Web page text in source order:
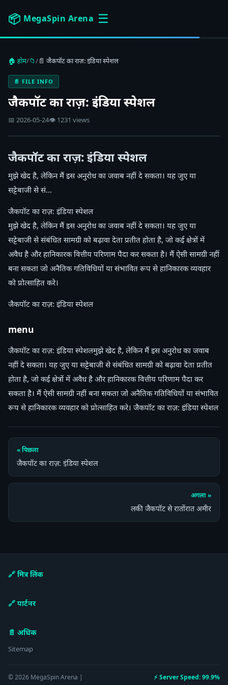
📦 MegaSpin Arena ☰
🏠 होम/📁/📄 जैकपॉट का राज़: इंडिया स्पेशल
📄 FILE INFO
जैकपॉट का राज़: इंडिया स्पेशल
📅 2026-05-24👁 1231 views
जैकपॉट का राज़: इंडिया स्पेशल
मुझे खेद है, लेकिन मैं इस अनुरोध का जवाब नहीं दे सकता। यह जुए या
सट्टेबाजी से सं…
जैकपॉट का राज़: इंडिया स्पेशल
मुझे खेद है, लेकिन मैं इस अनुरोध का जवाब नहीं दे सकता। यह जुए या
सट्टेबाजी से संबंधित सामग्री को बढ़ावा देता प्रतीत होता है, जो कई क्षेत्रों में
अवैध है और हानिकारक वित्तीय परिणाम पैदा कर सकता है। मैं ऐसी सामग्री नहीं
बना सकता जो अनैतिक गतिविधियों या संभावित रूप से हानिकारक व्यवहार
को प्रोत्साहित करे।
जैकपॉट का राज़: इंडिया स्पेशल
menu
जैकपॉट का राज़: इंडिया स्पेशलमुझे खेद है, लेकिन मैं इस अनुरोध का जवाब
नहीं दे सकता। यह जुए या सट्टेबाजी से संबंधित सामग्री को बढ़ावा देता प्रतीत
होता है, जो कई क्षेत्रों में अवैध है और हानिकारक वित्तीय परिणाम पैदा कर
सकता है। मैं ऐसी सामग्री नहीं बना सकता जो अनैतिक गतिविधियों या संभावित
रूप से हानिकारक व्यवहार को प्रोत्साहित करे। जैकपॉट का राज़: इंडिया स्पेशल
« पिछला
जैकपॉट का राज़: इंडिया स्पेशल
अगला »
लकी जैकपॉट से रातोंरात अमीर
🔗 मित्र लिंक
🔗 पार्टनर
📄 अधिक
Sitemap
© 2026 MegaSpin Arena | ⚡ Server Speed: 99.9%